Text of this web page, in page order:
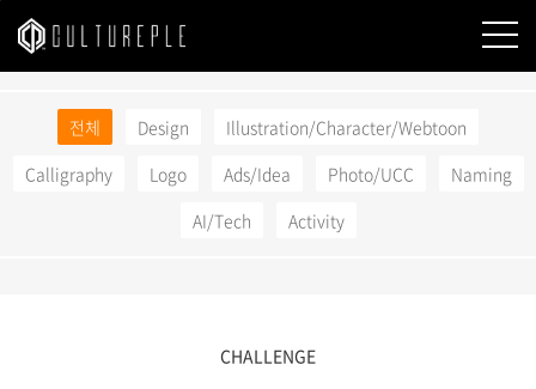
본문바로가기
전체 Design
Illustration/Character/Webtoon
Calligraphy
Logo Ads/Idea Photo/UCC
Naming
AI/Tech
Activity
CHALLENGE